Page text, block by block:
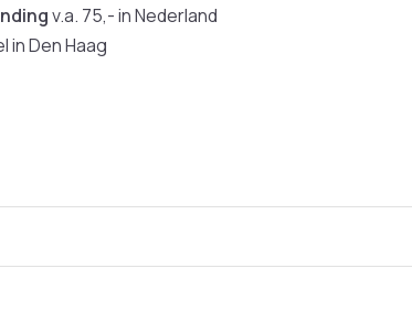
v.a. 75,- in Nederland
in Den Haag